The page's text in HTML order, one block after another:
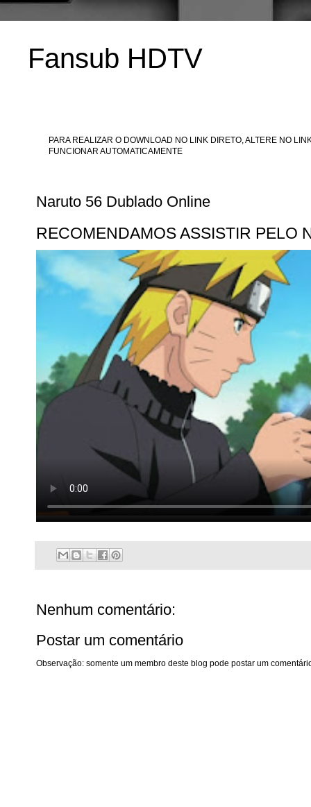
Fansub HDTV
PARA REALIZAR O DOWNLOAD NO LINK DIRETO, ALTERE NO
FUNCIONAR AUTOMATICAMENTE
Naruto 56 Dublado Online
RECOMENDAMOS ASSISTIR PELO
Nenhum comentário:
Postar um comentário
Observação: somente um membro deste blog pode postar um